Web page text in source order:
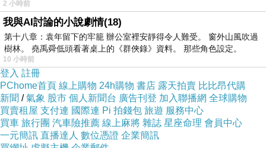
這牌樓太高了 作動畫看板不太合適
至於中正紀念堂嗎 不喜歡 可以挖掉 重建民主紀念館
而目前的做法是有點像強盜的做法一樣 搶到就算我
的
歷史不會原諒他的
chunliz
2007-12-07 12:01:22
中正堂如果可以這樣搞的話....
http://kyte.exblog.jp/7645399
2 小時前
我與AI討論的小說劇情(18)
第十八章：袁年留下的牢籠 辦公室裡安靜得令人難受。 窗外山風吹過
樹林。 堯禹舜低頭看著桌上的《群俠錄》資料。 那些角色設定。
10 小時前
登入 註冊
PChome首頁 線上購物 24h購物 書店 露天拍賣 比比昂代購
新聞 /氣象 股市 個人新聞台 廣告刊登 加入聯播網 全球購物
買賣租屋 支付連 國際連 Pi 拍錢包 旅遊 服務中心
買車 旅行團 汽車險推薦 線上麻將 雜誌 星座命理 會員中心
一元簡訊 直播達人 數位憑證 企業簡訊